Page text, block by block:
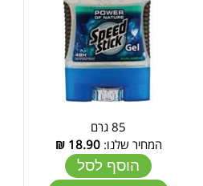
85 גרם
המחיר שלנו:18.90
₪
הוסף לסל